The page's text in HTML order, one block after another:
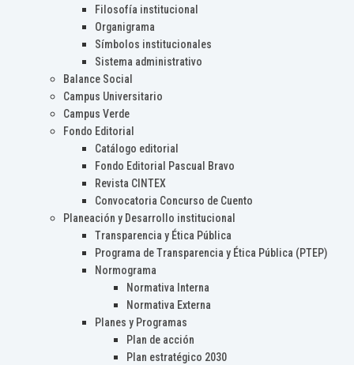
Filosofía institucional
Organigrama
Símbolos institucionales
Sistema administrativo
Balance Social
Campus Universitario
Campus Verde
Fondo Editorial
Catálogo editorial
Fondo Editorial Pascual Bravo
Revista CINTEX
Convocatoria Concurso de Cuento
Planeación y Desarrollo institucional
Transparencia y Ética Pública
Programa de Transparencia y Ética Pública (PTEP)
Normograma
Normativa Interna
Normativa Externa
Planes y Programas
Plan de acción
Plan estratégico 2030